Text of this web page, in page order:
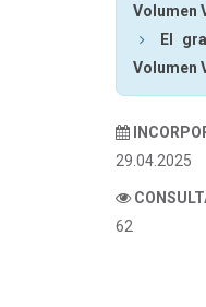
Volumen
El
Volumen
29.04.2025
62